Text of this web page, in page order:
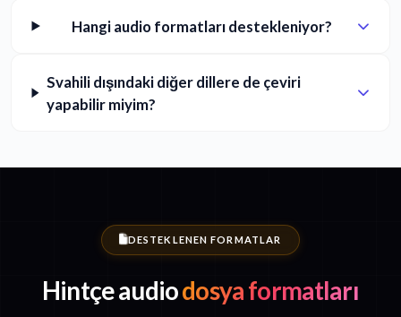
Hangi audio formatları destekleniyor?
Svahili dışındaki diğer dillere de çeviri
yapabilir miyim?
DESTEKLENEN FORMATLAR
Hintçe audiodosya formatları